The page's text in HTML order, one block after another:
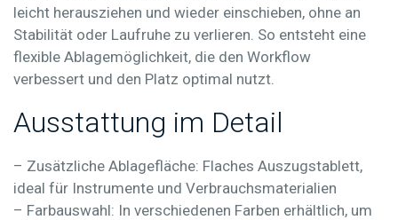
leicht herausziehen und wieder einschieben, ohne an
Stabilität oder Laufruhe zu verlieren. So entsteht eine
flexible Ablagemöglichkeit, die den Workflow
verbessert und den Platz optimal nutzt.
Ausstattung im Detail
– Zusätzliche Ablagefläche: Flaches Auszugstablett,
ideal für Instrumente und Verbrauchsmaterialien
– Farbauswahl: In verschiedenen Farben erhältlich, um